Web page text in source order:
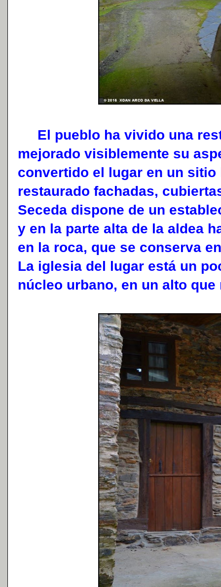
El pueblo ha vivido una
mejorado visiblemente su
convertido el lugar en un sitio
restaurado fachadas,
Seceda dispone de un
y en la parte alta de la aldea
en la roca, que se conserva
La iglesia del lugar está un
núcleo urbano, en un alto